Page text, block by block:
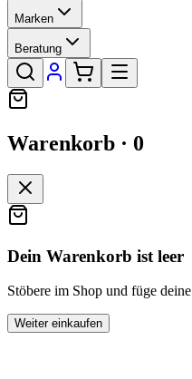
Marken
Beratung
Warenkorb · 0
Dein Warenkorb ist leer
Stöbere im Shop und füge
Weiter einkaufen